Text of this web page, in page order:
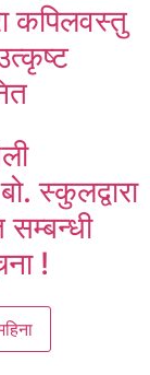
कपिलवस्तु
स्कुलद्वारा
सम्बन्धी
!